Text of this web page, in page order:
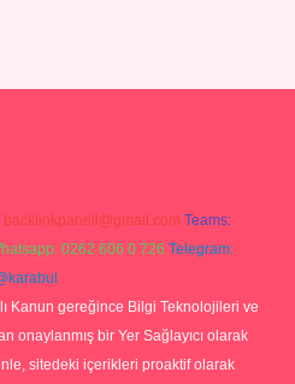
backlinkpaneli@gmail.com Teams:
0262 606 0 726 Telegram:
Kanun gereğince Bilgi Teknolojileri ve
onaylanmış bir Yer Sağlayıcı olarak
sitedeki içerikleri proaktif olarak